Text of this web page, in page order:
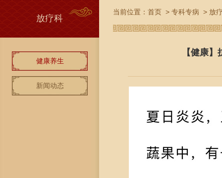
放疗科
健康养生
新闻动态
当前位置： 首页 > 专科专病 > 放
【健康